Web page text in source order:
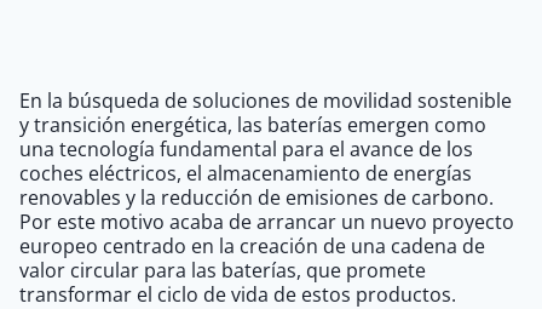
En la búsqueda de soluciones de movilidad sostenible
y transición energética, las baterías emergen como
una tecnología fundamental para el avance de los
coches eléctricos, el almacenamiento de energías
renovables y la reducción de emisiones de carbono.
Por este motivo acaba de arrancar un nuevo proyecto
europeo centrado en la creación de una cadena de
valor circular para las baterías, que promete
transformar el ciclo de vida de estos productos.